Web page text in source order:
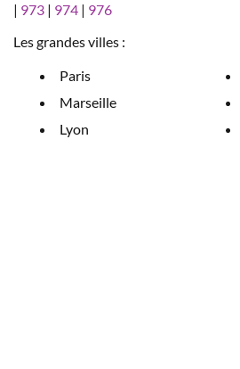
| 973 | 974 | 976
Les grandes villes :
Paris
Marseille
Lyon